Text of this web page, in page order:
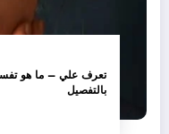
تعرف علي – ما هو
بالتفصيل